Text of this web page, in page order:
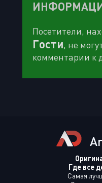
Посетители,
Гости, не
комментарии к
Где все
Самая